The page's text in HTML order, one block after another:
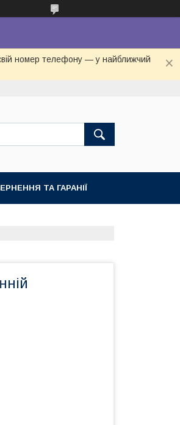
номер телефону — у найближчий
ТА ГАРАНІЇ